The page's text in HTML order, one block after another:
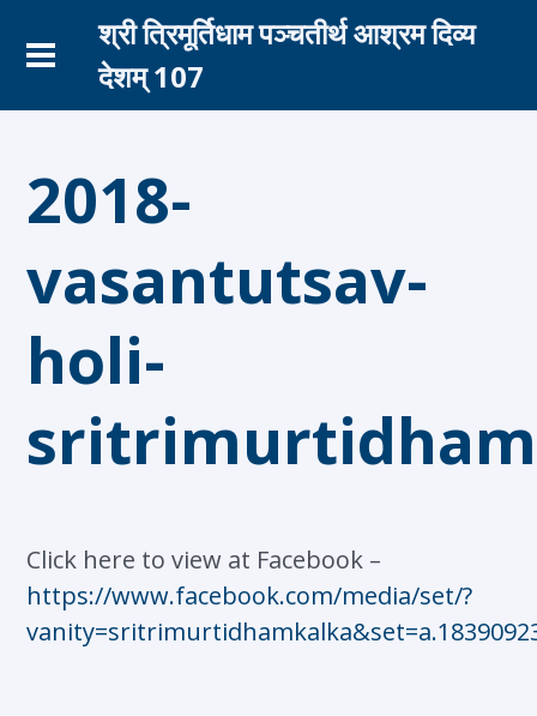
श्री त्रिमूर्तिधाम पञ्चतीर्थ आश्रम दिव्य
देशम् 107
2018-
vasantutsav-
holi-
sritrimurtidham
Click here to view at Facebook –
https://www.facebook.com/media/set/?